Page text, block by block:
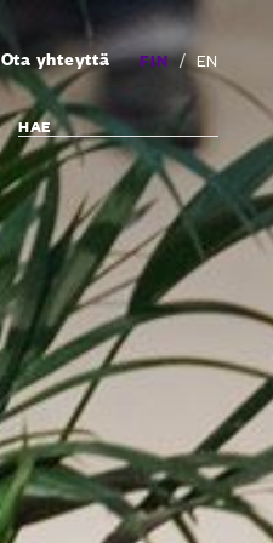
Ota yhteyttä FIN / EN